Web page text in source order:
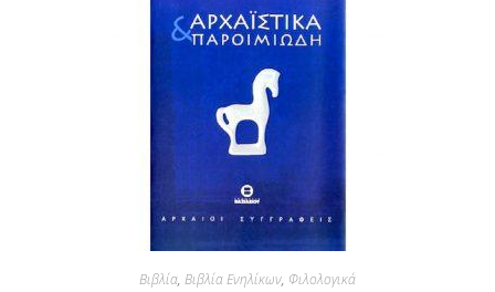
Βιβλία, Βιβλία Ενηλίκων, Φιλολογικά